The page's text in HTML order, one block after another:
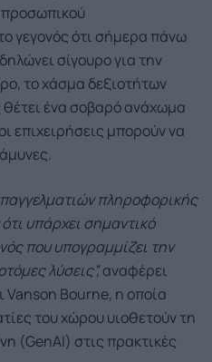
γεγονός ότι σήμερα πάνω
σίγουρο για την
το χάσμα δεξιοτήτων
ένα σοβαρό ανάχωμα
επιχειρήσεις μπορούν να
πληροφορικής
υπάρχει σημαντικό
που υπογραμμίζει την
λύσεις”,αναφέρει
Vanson Bourne, η οποία
του χώρου υιοθετούν τη
(GenAI) στις πρακτικές